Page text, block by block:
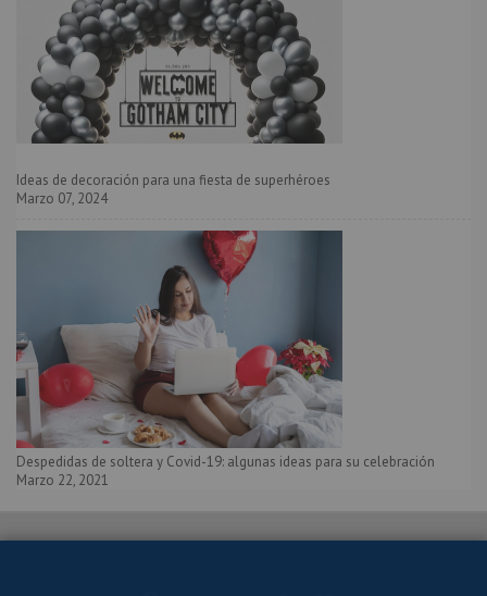
Ideas de decoración para una fiesta de superhéroes
Marzo 07, 2024
Despedidas de soltera y Covid-19: algunas ideas para su celebración
Marzo 22, 2021